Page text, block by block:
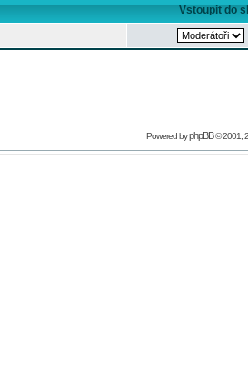
Vstoupit do
Powered byphpBB© 2001,